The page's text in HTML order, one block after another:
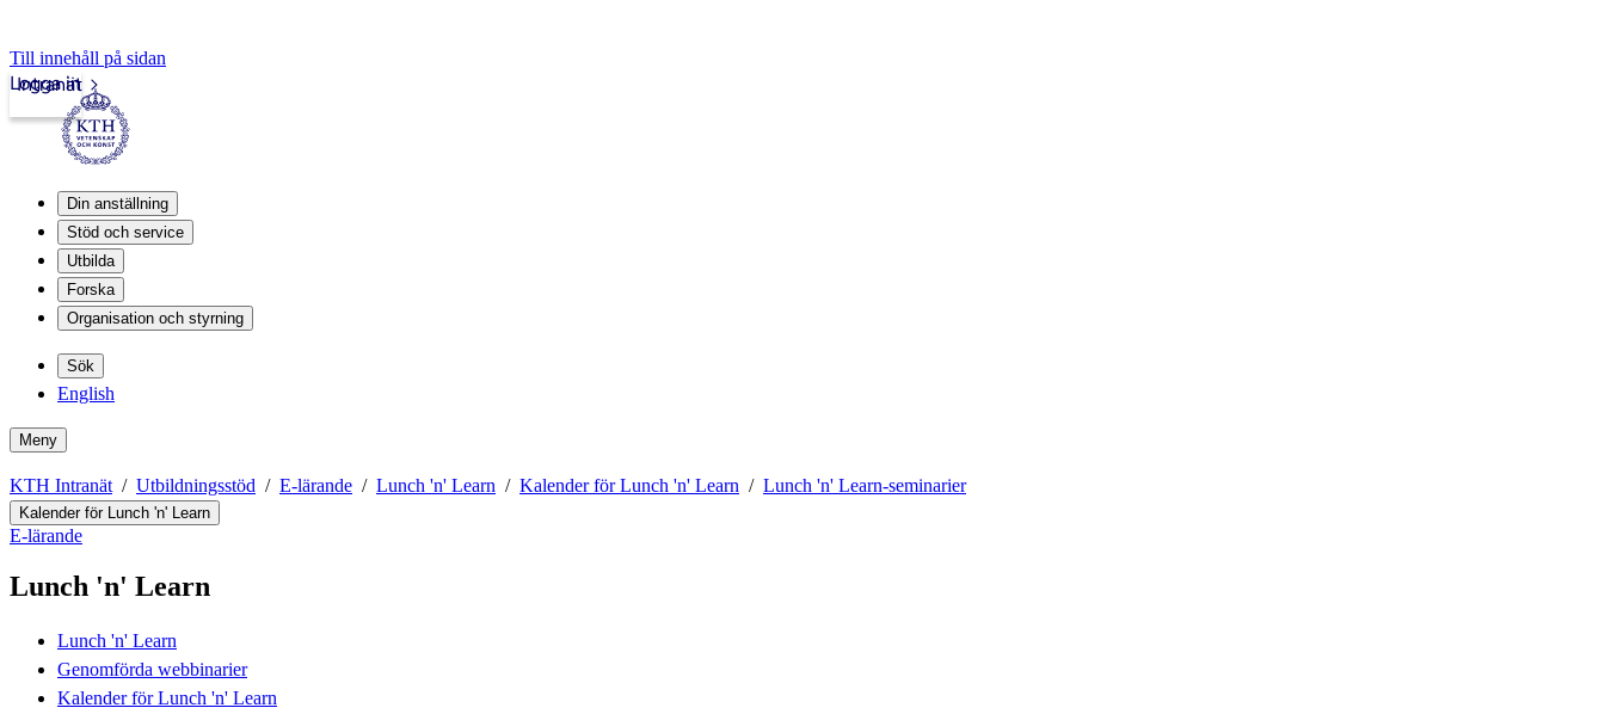
Till innehåll på sidan
Intranät
Logga in
Din anställning
Stöd och service
Utbilda
Forska
Organisation och styrning
Sök
English
Meny
KTH Intranät Utbildningsstöd E-lärande Lunch 'n' Learn Kalender för Lunch 'n' Learn Lunch 'n' Learn-seminarier
Kalender för Lunch 'n' Learn
E-lärande
Lunch 'n' Learn
Lunch 'n' Learn
Genomförda webbinarier
Kalender för Lunch 'n' Learn